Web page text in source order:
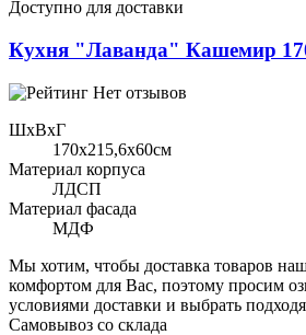
Доступно для доставки
Кухня "Лаванда" Кашемир
Нет отзывов
ШхВхГ
170x215,6х60см
Материал корпуса
ЛДСП
Материал фасада
МДФ
Мы хотим, чтобы доставка товаров
комфортом для Вас, поэтому просим
условиями доставки и выбрать
Самовывоз со склада